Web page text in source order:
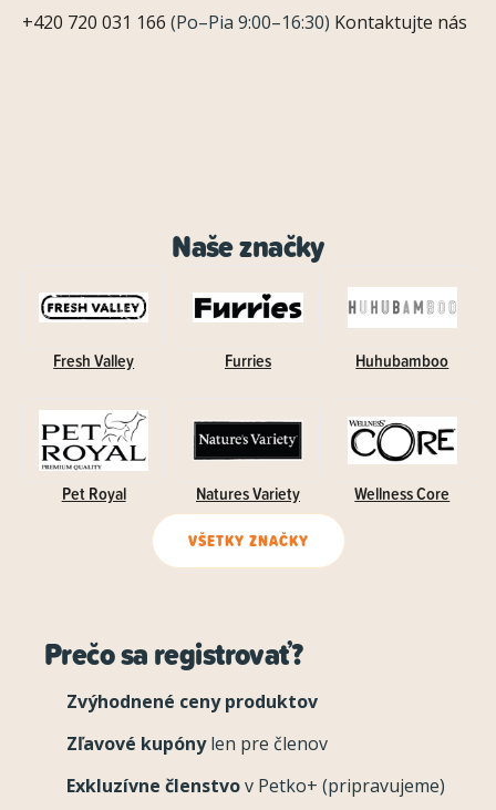
+420 720 031 166 (Po–Pia 9:00–16:30) Kontaktujte nás
Naše značky
Fresh Valley Furries Huhubamboo
Pet Royal Natures Variety Wellness Core
VŠETKY ZNAČKY
Prečo sa registrovať?
Zvýhodnené ceny produktov
Zľavové kupónylen pre členov
Exkluzívne členstvov Petko+ (pripravujeme)